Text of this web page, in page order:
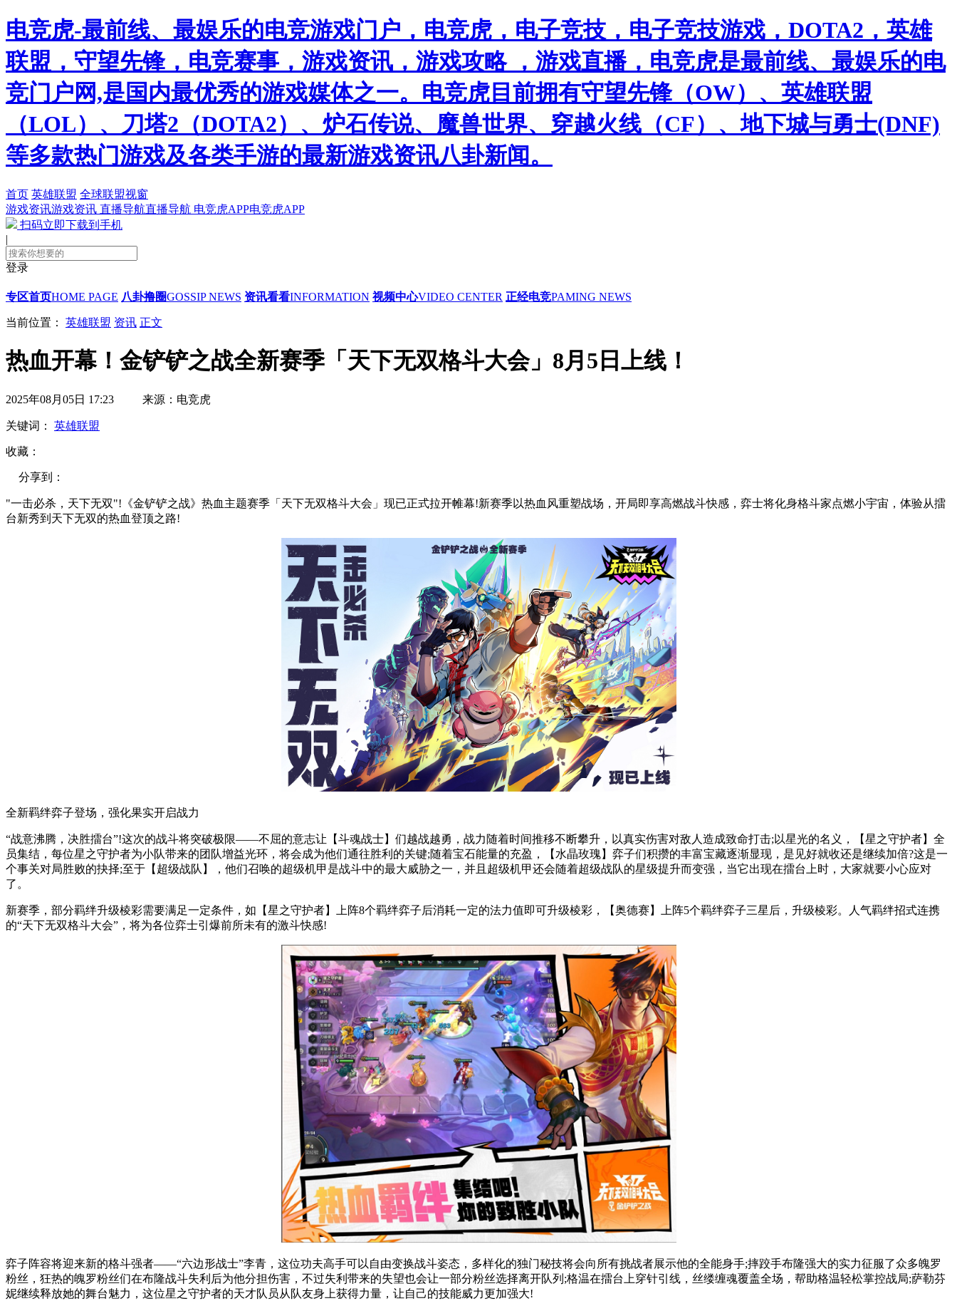
电竞虎-最前线、最娱乐的电竞游戏门户，电竞虎，电子竞技，电子竞技游戏，DOTA2，英雄
联盟，守望先锋，电竞赛事，游戏资讯，游戏攻略 ，游戏直播，电竞虎是最前线、最娱乐的电
竞门户网,是国内最优秀的游戏媒体之一。电竞虎目前拥有守望先锋（OW）、英雄联盟
（LOL）、刀塔2（DOTA2）、炉石传说、魔兽世界、穿越火线（CF）、地下城与勇士(DNF)
等多款热门游戏及各类手游的最新游戏资讯八卦新闻。
首页 英雄联盟 全球联盟视窗
游戏资讯游戏资讯 直播导航直播导航 电竞虎APP电竞虎APP
扫码立即下载到手机
|
登录
专区首页HOME PAGE 八卦撸圈GOSSIP NEWS 资讯看看INFORMATION 视频中心VIDEO CENTER 正经电竞PAMING NEWS
当前位置： 英雄联盟 资讯 正文
热血开幕！金铲铲之战全新赛季「天下无双格斗大会」8月5日上线！
2025年08月05日 17:23 来源：电竞虎
关键词： 英雄联盟
收藏：
分享到：
"一击必杀，天下无双"!《金铲铲之战》热血主题赛季「天下无双格斗大会」现已正式拉开帷幕!新赛季以热血风重塑战场，开局即享高燃战斗快感，弈士将化身格斗家点燃小宇宙，体验从擂
台新秀到天下无双的热血登顶之路!
全新羁绊弈子登场，强化果实开启战力
“战意沸腾，决胜擂台”!这次的战斗将突破极限——不屈的意志让【斗魂战士】们越战越勇，战力随着时间推移不断攀升，以真实伤害对敌人造成致命打击;以星光的名义，【星之守护者】全
员集结，每位星之守护者为小队带来的团队增益光环，将会成为他们通往胜利的关键;随着宝石能量的充盈，【水晶玫瑰】弈子们积攒的丰富宝藏逐渐显现，是见好就收还是继续加倍?这是一
个事关对局胜败的抉择;至于【超级战队】，他们召唤的超级机甲是战斗中的最大威胁之一，并且超级机甲还会随着超级战队的星级提升而变强，当它出现在擂台上时，大家就要小心应对
了。
新赛季，部分羁绊升级棱彩需要满足一定条件，如【星之守护者】上阵8个羁绊弈子后消耗一定的法力值即可升级棱彩，【奥德赛】上阵5个羁绊弈子三星后，升级棱彩。人气羁绊招式连携
的“天下无双格斗大会”，将为各位弈士引爆前所未有的激斗快感!
弈子阵容将迎来新的格斗强者——“六边形战士”李青，这位功夫高手可以自由变换战斗姿态，多样化的独门秘技将会向所有挑战者展示他的全能身手;摔跤手布隆强大的实力征服了众多魄罗
粉丝，狂热的魄罗粉丝们在布隆战斗失利后为他分担伤害，不过失利带来的失望也会让一部分粉丝选择离开队列;格温在擂台上穿针引线，丝缕缠魂覆盖全场，帮助格温轻松掌控战局;萨勒芬
妮继续释放她的舞台魅力，这位星之守护者的天才队员从队友身上获得力量，让自己的技能威力更加强大!